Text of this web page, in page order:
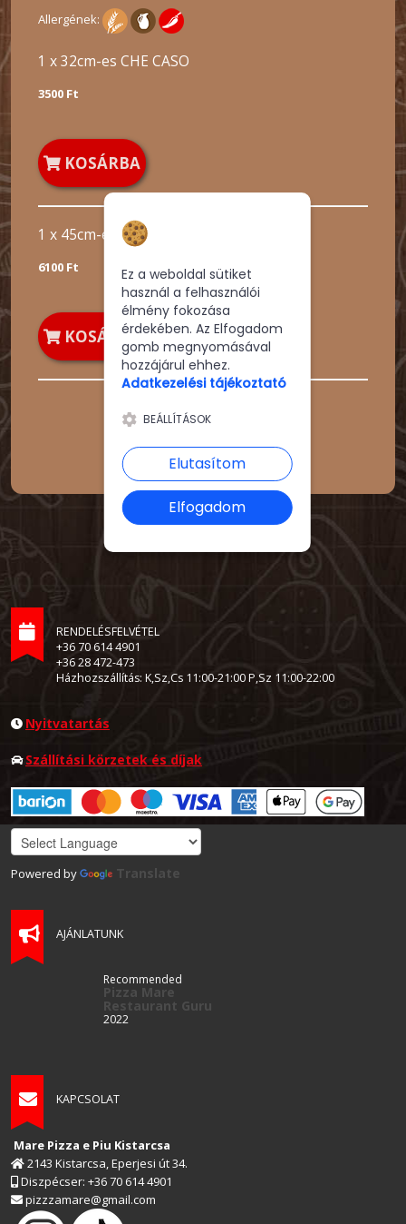
Allergének:
1 x 32cm-es CHE CASO
3500 Ft
KOSÁRBA
1 x 45cm-es CHE CASO
6100 Ft
KOSÁRBA
RENDELÉSFELVÉTEL
+36 70 614 4901
+36 28 472-473
Házhozszállítás: K,Sz,Cs 11:00-21:00 P,Sz 11:00-22:00
Nyitvatartás
Szállítási körzetek és díjak
Powered by Translate
AJÁNLATUNK
Recommended
Pizza Mare
Restaurant Guru
2022
KAPCSOLAT
Mare Pizza e Piu Kistarcsa
2143 Kistarcsa, Eperjesi út 34.
Diszpécser: +36 70 614 4901
pizzzamare@gmail.com
Ez a weboldal sütiket
használ a felhasználói
élmény fokozása
érdekében. Az Elfogadom
gomb megnyomásával
hozzájárul ehhez.
Adatkezelési tájékoztató
BEÁLLÍTÁSOK
Elutasítom
Elfogadom